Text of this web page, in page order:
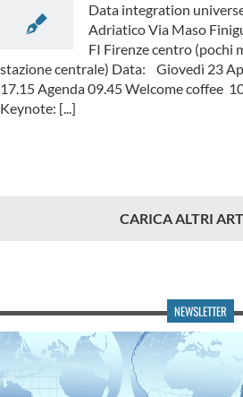
Data integration
Adriatico Via Maso
FI Firenze centro (pochi
stazione centrale) Data: Giovedì 23
17.15 Agenda 09.45 Welcome coffee
Keynote: [...]
CARICA ALTRI
NEWSLETTER